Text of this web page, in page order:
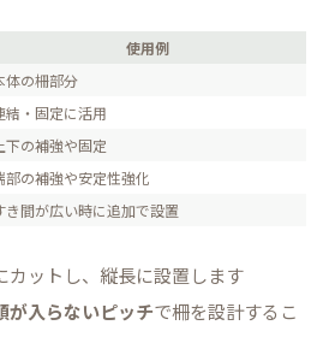
使用例
体の柵部分
結・固定に活用
下の補強や固定
部の補強や安定性強化
き間が広い時に追加で設置
カットし、縦長に設置します
が入らないピッチで柵を設計するこ